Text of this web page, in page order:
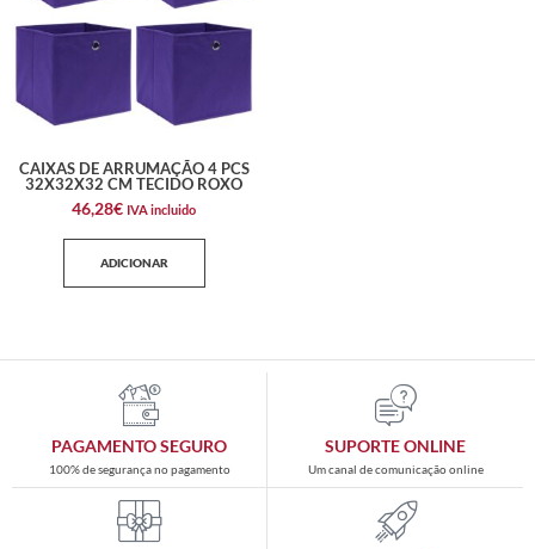
CAIXAS DE ARRUMAÇÃO 4 PCS
32X32X32 CM TECIDO ROXO
46,28€ IVA incluido
ADICIONAR
PAGAMENTO SEGURO
100% de segurança no pagamento
SUPORTE ONLINE
Um canal de comunicação online